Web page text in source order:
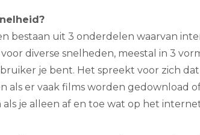
bestaan uit 3 onderdelen waarvan
diverse snelheden, meestal in 3
je bent. Het spreekt voor zich
als er vaak films worden gedownload
als je alleen af en toe wat op het